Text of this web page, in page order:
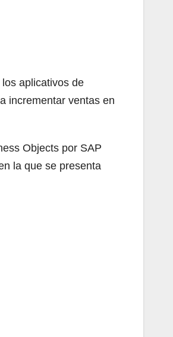
aplicativos de
incrementar ventas en
Objects por SAP
la que se presenta